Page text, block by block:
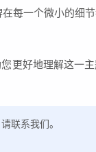
每一个微小的细
更好地理解这一
联系我们。